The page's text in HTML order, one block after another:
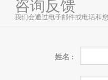
咨询反馈
我们会通过电子邮件或电话和
姓名 :